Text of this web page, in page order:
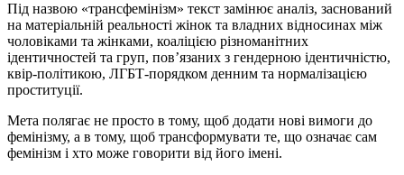
Під назвою «трансфемінізм» текст замінює аналіз, заснований
на матеріальній реальності жінок та владних відносинах між
чоловіками та жінками, коаліцією різноманітних
ідентичностей та груп, пов’язаних з гендерною ідентичністю,
квір-політикою, ЛГБТ-порядком денним та нормалізацією
проституції.
Мета полягає не просто в тому, щоб додати нові вимоги до
фемінізму, а в тому, щоб трансформувати те, що означає сам
фемінізм і хто може говорити від його імені.